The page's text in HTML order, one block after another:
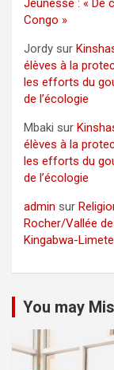
Jeunesse : « De
Congo »
Jordy sur
élèves à la
les efforts du
de l’écologie
Mbaki sur
élèves à la
les efforts du
de l’écologie
admin sur
Rocher/Vallée
Kingabwa-Limete
You may